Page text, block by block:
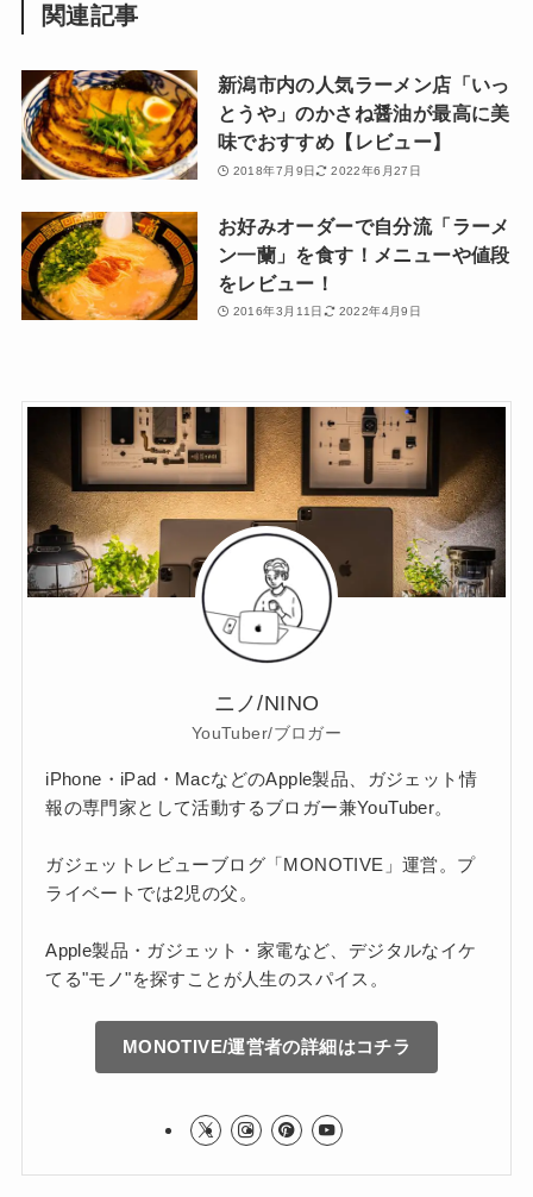
関連記事
新潟市内の人気ラーメン店「いっ
とうや」のかさね醤油が最高に美
味でおすすめ【レビュー】
2018年7月9日 2022年6月27日
お好みオーダーで自分流「ラーメ
ン一蘭」を食す！メニューや値段
をレビュー！
2016年3月11日 2022年4月9日
ニノ/NINO
YouTuber/ブロガー
iPhone・iPad・MacなどのApple製品、ガジェット情
報の専門家として活動するブロガー兼YouTuber。
ガジェットレビューブログ「MONOTIVE」運営。プ
ライベートでは2児の父。
Apple製品・ガジェット・家電など、デジタルなイケ
てる"モノ"を探すことが人生のスパイス。
MONOTIVE/運営者の詳細はコチラ